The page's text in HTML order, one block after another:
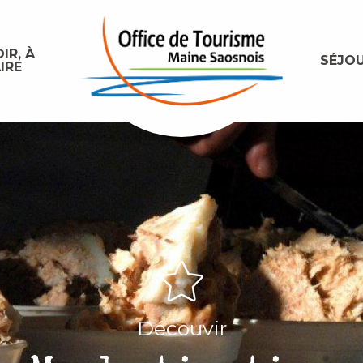
À
Découvir